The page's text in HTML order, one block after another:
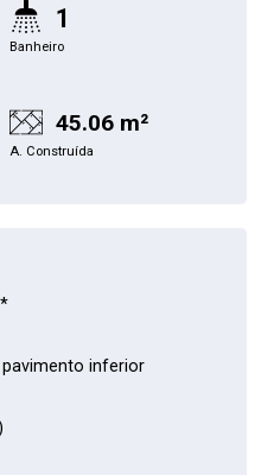
1
Banheiro
45.06 m²
A. Construída
inferior